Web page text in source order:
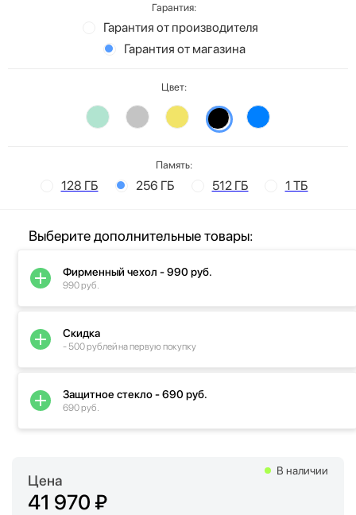
Гарантия:
Гарантия от производителя
Гарантия от магазина
Цвет:
Память:
128 ГБ 256 ГБ 512 ГБ 1 ТБ
Цена
41 970 ₽
В наличии
Выберите дополнительные товары:
Фирменный чехол - 990 руб.
990 руб.
Скидка
- 500 рублей на первую покупку
Защитное стекло - 690 руб.
690 руб.